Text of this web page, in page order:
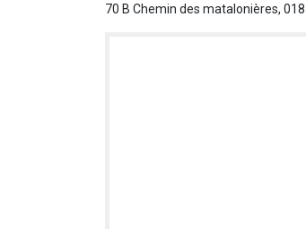
70 B Chemin des matalonières,